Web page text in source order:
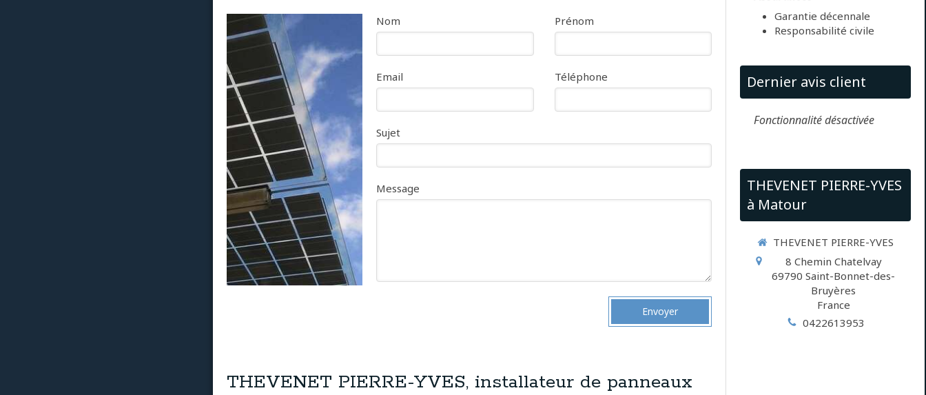
Nom Prénom
Email Téléphone
Sujet
Message
Envoyer
THEVENET PIERRE-YVES, installateur de panneaux
Garantie décennale
Responsabilité civile
Dernier avis client
Fonctionnalité désactivée
THEVENET PIERRE-YVES
à Matour
THEVENET PIERRE-YVES
8 Chemin Chatelvay
69790 Saint-Bonnet-des-
Bruyères
France
0422613953